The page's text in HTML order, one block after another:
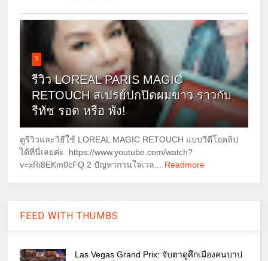
3
รีวิว LOREAL PARIS MAGIC
RETOUCH สเปรย์ปกปิดผมขาว ราวกับ
รีทัช รอด หรือ พัง!
ดูรีวิวและวิธีใช้ LOREAL MAGIC RETOUCH แบบวีดีโอคลิป
ได้ที่นี่เลยค่ะ https://www.youtube.com/watch?
v=xRi8EKm0cFQ 2 ปัญหากวนใจเวล...
Readmore
FEED WITH THUMBS
Las Vegas Grand Prix: จับตาดูศึกเมืองคนบาป